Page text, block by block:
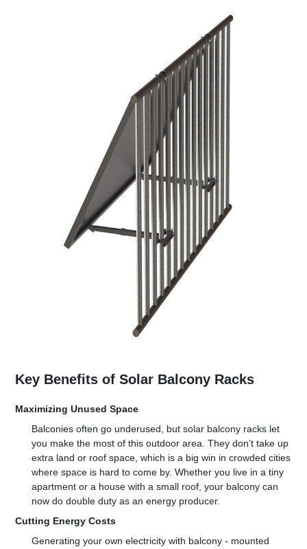
Key Benefits of Solar Balcony Racks
Maximizing Unused Space
Balconies often go underused, but solar balcony racks let
you make the most of this outdoor area. They don’t take up
extra land or roof space, which is a big win in crowded cities
where space is hard to come by. Whether you live in a tiny
apartment or a house with a small roof, your balcony can
now do double duty as an energy producer.
Cutting Energy Costs
Generating your own electricity with balcony - mounted